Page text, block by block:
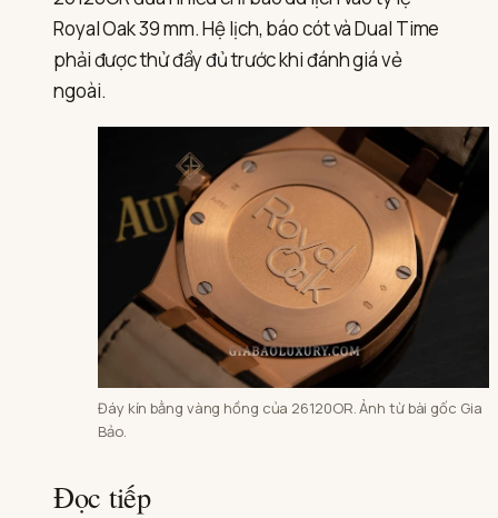
Royal Oak 39 mm. Hệ lịch, báo cót và Dual Time
phải được thử đầy đủ trước khi đánh giá vẻ
ngoài.
Đáy kín bằng vàng hồng của 26120OR. Ảnh từ bài gốc Gia
Bảo.
Đọc tiếp